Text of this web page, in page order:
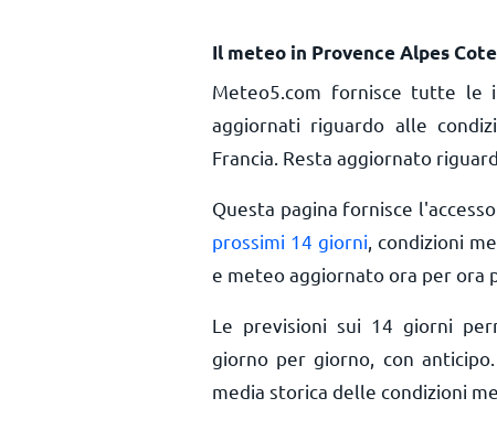
Il meteo in Provence Alpes
Meteo5.com fornisce tutte le
aggiornati riguardo alle
Francia. Resta aggiornato
Questa pagina fornisce
prossimi 14 giorni , condizioni
e meteo aggiornato ora per ora
Le previsioni sui 14 giorni
giorno per giorno, con
media storica delle condizioni